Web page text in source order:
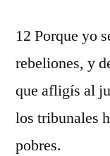
12 Porque yo
rebeliones, y
que afligís al
los tribunales
pobres.